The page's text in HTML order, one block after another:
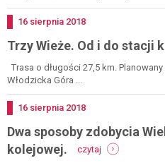
Dodano
16 sierpnia 2018
Trzy Wieże. Od i do stacji
Trasa o długości 27,5 km.
Włodzicka Góra ...
Dodano
16 sierpnia 2018
Dwa sposoby zdobycia
kolejowej.
czytaj
dwa